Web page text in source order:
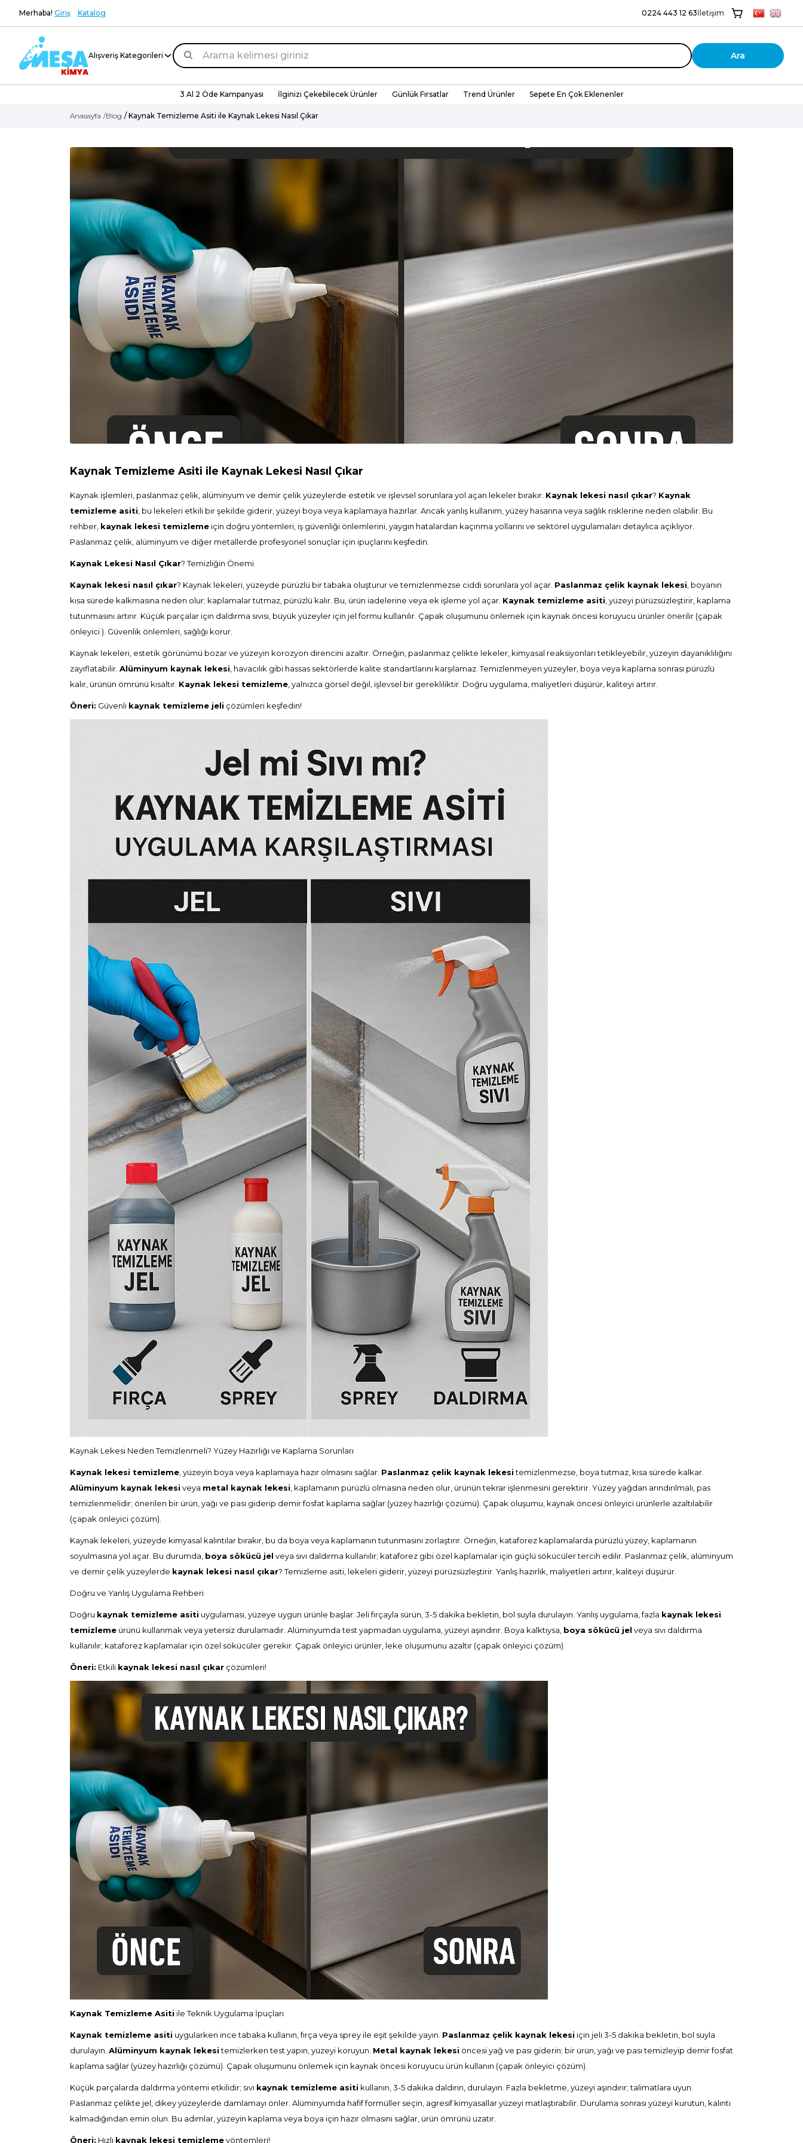
Merhaba! Giriş Katalog 0224 443 12 63İletişim
Alışveriş Kategorileri Ara
3 Al 2 Öde Kampanyası İlginizi Çekebilecek Ürünler Günlük Fırsatlar Trend Ürünler Sepete En Çok Eklenenler
Anasayfa /Blog / Kaynak Temizleme Asiti ile Kaynak Lekesi Nasıl Çıkar
Kaynak Temizleme Asiti ile Kaynak Lekesi Nasıl Çıkar
Kaynak işlemleri, paslanmaz çelik, alüminyum ve demir çelik yüzeylerde estetik ve işlevsel sorunlara yol açan lekeler bırakır. Kaynak lekesi nasıl çıkar? Kaynak
temizleme asiti , bu lekeleri etkili bir şekilde giderir, yüzeyi boya veya kaplamaya hazırlar. Ancak yanlış kullanım, yüzey hasarına veya sağlık risklerine neden olabilir. Bu
rehber, kaynak lekesi temizleme için doğru yöntemleri, iş güvenliği önlemlerini, yaygın hatalardan kaçınma yollarını ve sektörel uygulamaları detaylıca açıklıyor.
Paslanmaz çelik, alüminyum ve diğer metallerde profesyonel sonuçlar için ipuçlarını keşfedin.
Kaynak Lekesi Nasıl Çıkar? Temizliğin Önemi
Kaynak lekesi nasıl çıkar? Kaynak lekeleri, yüzeyde pürüzlü bir tabaka oluşturur ve temizlenmezse ciddi sorunlara yol açar. Paslanmaz çelik kaynak lekesi , boyanın
kısa sürede kalkmasına neden olur; kaplamalar tutmaz, pürüzlü kalır. Bu, ürün iadelerine veya ek işleme yol açar. Kaynak temizleme asiti , yüzeyi pürüzsüzleştirir, kaplama
tutunmasını artırır. Küçük parçalar için daldırma sıvısı, büyük yüzeyler için jel formu kullanılır. Çapak oluşumunu önlemek için kaynak öncesi koruyucu ürünler önerilir (çapak
önleyici). Güvenlik önlemleri, sağlığı korur.
Kaynak lekeleri, estetik görünümü bozar ve yüzeyin korozyon direncini azaltır. Örneğin, paslanmaz çelikte lekeler, kimyasal reaksiyonları tetikleyebilir, yüzeyin dayanıklılığını
zayıflatabilir. Alüminyum kaynak lekesi , havacılık gibi hassas sektörlerde kalite standartlarını karşılamaz. Temizlenmeyen yüzeyler, boya veya kaplama sonrası pürüzlü
kalır, ürünün ömrünü kısaltır. Kaynak lekesi temizleme , yalnızca görsel değil, işlevsel bir gerekliliktir. Doğru uygulama, maliyetleri düşürür, kaliteyi artırır.
Öneri: Güvenli kaynak temizleme jeli çözümleri keşfedin!
Kaynak Lekesi Neden Temizlenmeli? Yüzey Hazırlığı ve Kaplama Sorunları
Kaynak lekesi temizleme , yüzeyin boya veya kaplamaya hazır olmasını sağlar. Paslanmaz çelik kaynak lekesitemizlenmezse, boya tutmaz, kısa sürede kalkar.
Alüminyum kaynak lekesi veya metal kaynak lekesi , kaplamanın pürüzlü olmasına neden olur, ürünün tekrar işlenmesini gerektirir. Yüzey yağdan arındırılmalı, pas
temizlenmelidir; önerilen bir ürün, yağı ve pası giderip demir fosfat kaplama sağlar (yüzey hazırlığı çözümü). Çapak oluşumu, kaynak öncesi önleyici ürünlerle azaltılabilir
(çapak önleyici çözüm).
Kaynak lekeleri, yüzeyde kimyasal kalıntılar bırakır, bu da boya veya kaplamanın tutunmasını zorlaştırır. Örneğin, kataforez kaplamalarda pürüzlü yüzey, kaplamanın
soyulmasına yol açar. Bu durumda, boya sökücü jel veya sıvı daldırma kullanılır; kataforez gibi özel kaplamalar için güçlü sökücüler tercih edilir. Paslanmaz çelik, alüminyum
ve demir çelik yüzeylerde kaynak lekesi nasıl çıkar? Temizleme asiti, lekeleri giderir, yüzeyi pürüzsüzleştirir. Yanlış hazırlık, maliyetleri artırır, kaliteyi düşürür.
Doğru ve Yanlış Uygulama Rehberi
Doğru kaynak temizleme asiti uygulaması, yüzeye uygun ürünle başlar. Jeli fırçayla sürün, 3-5 dakika bekletin, bol suyla durulayın. Yanlış uygulama, fazla kaynak lekesi
temizleme ürünü kullanmak veya yetersiz durulamadır. Alüminyumda test yapmadan uygulama, yüzeyi aşındırır. Boya kalktıysa, boya sökücü jel veya sıvı daldırma
kullanılır; kataforez kaplamalar için özel sökücüler gerekir. Çapak önleyici ürünler, leke oluşumunu azaltır (çapak önleyici çözüm).
Öneri: Etkili kaynak lekesi nasıl çıkar çözümleri!
Kaynak Temizleme Asiti ile Teknik Uygulama İpuçları
Kaynak temizleme asiti uygularken ince tabaka kullanın, fırça veya sprey ile eşit şekilde yayın. Paslanmaz çelik kaynak lekesi için jeli 3-5 dakika bekletin, bol suyla
durulayın. Alüminyum kaynak lekesitemizlerken test yapın, yüzeyi koruyun. Metal kaynak lekesi öncesi yağ ve pası giderin; bir ürün, yağı ve pası temizleyip demir fosfat
kaplama sağlar (yüzey hazırlığı çözümü). Çapak oluşumunu önlemek için kaynak öncesi koruyucu ürün kullanın (çapak önleyici çözüm).
Küçük parçalarda daldırma yöntemi etkilidir; sıvı kaynak temizleme asiti kullanın, 3-5 dakika daldırın, durulayın. Fazla bekletme, yüzeyi aşındırır; talimatlara uyun.
Paslanmaz çelikte jel, dikey yüzeylerde damlamayı önler. Alüminyumda hafif formüller seçin, agresif kimyasallar yüzeyi matlaştırabilir. Durulama sonrası yüzeyi kurutun, kalıntı
kalmadığından emin olun. Bu adımlar, yüzeyin kaplama veya boya için hazır olmasını sağlar, ürün ömrünü uzatır.
Öneri: Hızlı kaynak lekesi temizlemeyöntemleri!